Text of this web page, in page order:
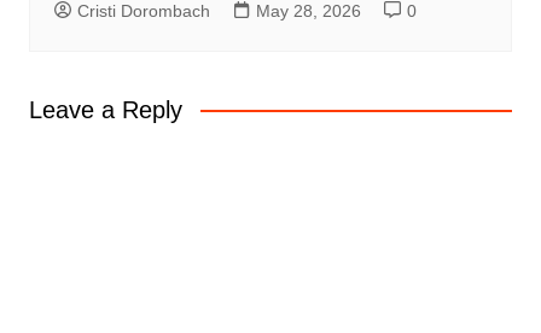
Cristi Dorombach May 28, 2026 0
Leave a Reply